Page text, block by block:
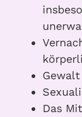
Gewalt
Das